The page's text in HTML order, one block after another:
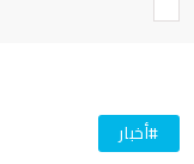
#أخبار